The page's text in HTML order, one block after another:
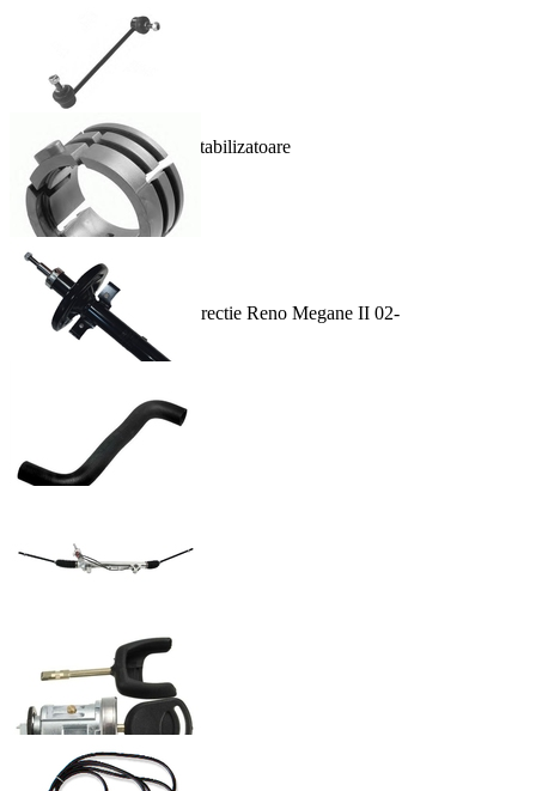
In Cos
Bieleta antiruliu, bieleta stabilizatoare
140.00 lei
In Cos
Bucsa pentru caseta de directie Reno Megane II 02-
Amortizor suspensie fata
Furtun radiator
Caseta directie, hidravlic
5,373.00 lei
In Cos